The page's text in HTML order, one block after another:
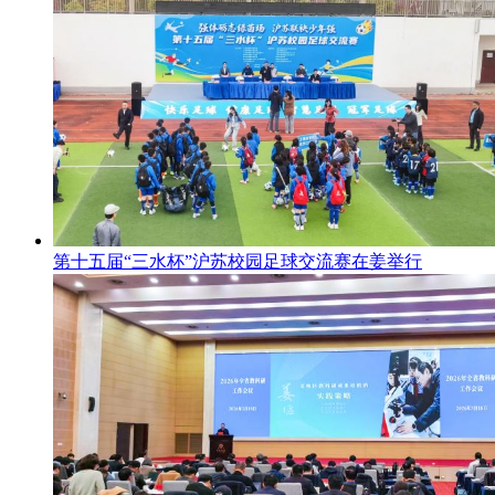
第十五届“三水杯”沪苏校园足球交流赛在姜举行